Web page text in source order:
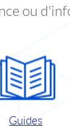
ou
Guides